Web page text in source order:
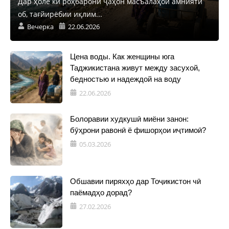
об, тағйирёбии иқлим...
Вечерка 22.06.2026
Цена воды. Как женщины юга
Таджикистана живут между засухой,
бедностью и надеждой на воду
22.06.2026
Болоравии худкушӣ миёни занон:
бӯҳрони равонӣ ё фишорҳои иҷтимоӣ?
05.03.2026
Обшавии пиряхҳо дар Тоҷикистон чӣ
паёмадҳо дорад?
27.02.2026